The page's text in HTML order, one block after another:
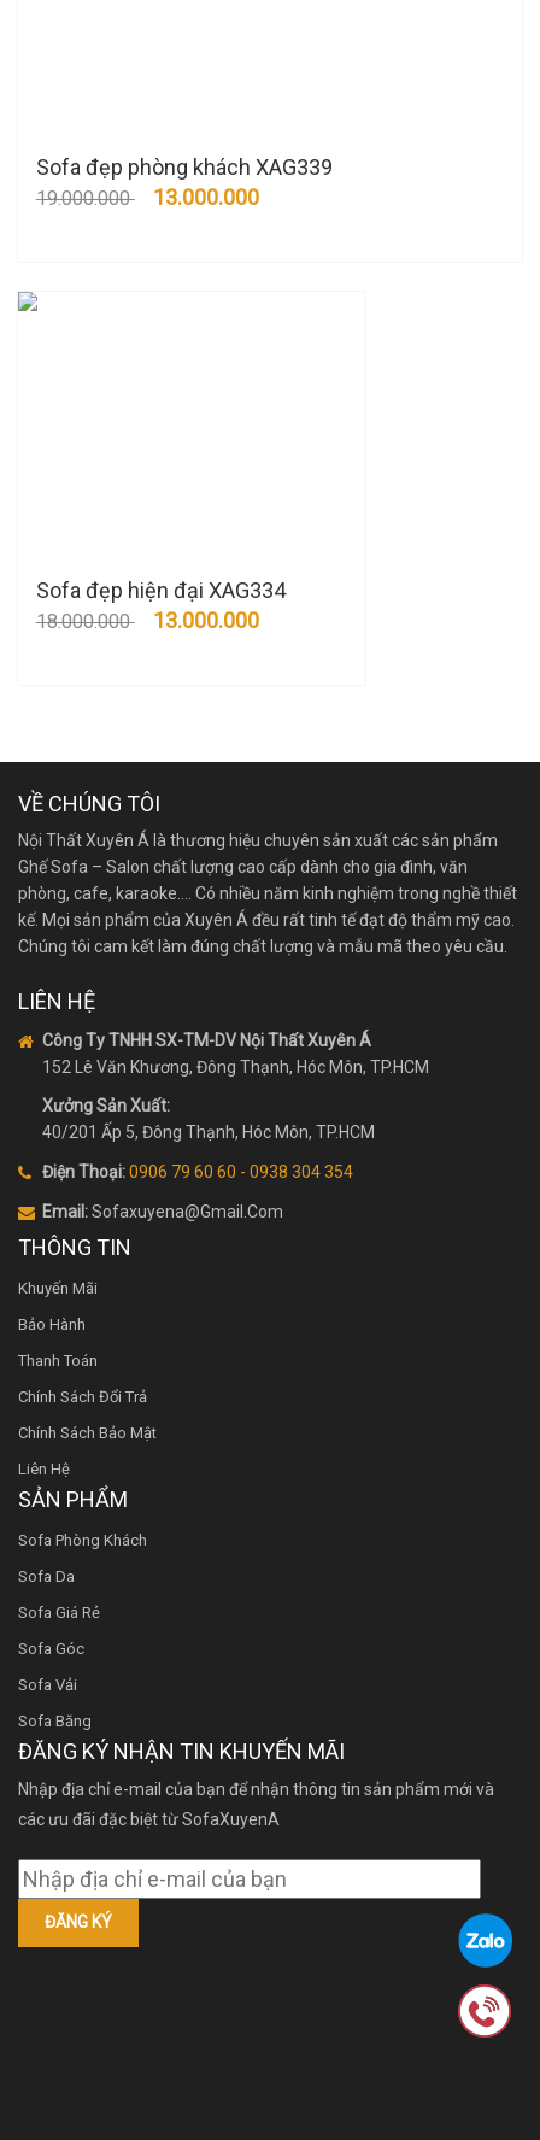
Sofa đẹp phòng khách XAG339
19.000.000 13.000.000
Sofa đẹp hiện đại XAG334
18.000.000 13.000.000
VỀ CHÚNG TÔI
Nội Thất Xuyên Á là thương hiệu chuyên sản xuất các sản phẩm
Ghế Sofa – Salon chất lượng cao cấp dành cho gia đình, văn
phòng, cafe, karaoke…. Có nhiều năm kinh nghiệm trong nghề thiết
kế. Mọi sản phẩm của Xuyên Á đều rất tinh tế đạt độ thẩm mỹ cao.
Chúng tôi cam kết làm đúng chất lượng và mẫu mã theo yêu cầu.
LIÊN HỆ
Công Ty TNHH SX-TM-DV Nội Thất Xuyên Á
152 Lê Văn Khương, Đông Thạnh, Hóc Môn, TP.HCM
Xưởng Sản Xuất:
40/201 Ấp 5, Đông Thạnh, Hóc Môn, TP.HCM
Điện Thoại:0906 79 60 60 - 0938 304 354
Email:Sofaxuyena@gmail.Com
THÔNG TIN
Khuyến Mãi
Bảo Hành
Thanh Toán
Chính Sách Đổi Trả
Chính Sách Bảo Mật
Liên Hệ
SẢN PHẨM
Sofa Phòng Khách
Sofa Da
Sofa Giá Rẻ
Sofa Góc
Sofa Vải
Sofa Băng
ĐĂNG KÝ NHẬN TIN KHUYẾN MÃI
Nhập địa chỉ e-mail của bạn để nhận thông tin sản phẩm mới và
các ưu đãi đặc biệt từ SofaXuyenA